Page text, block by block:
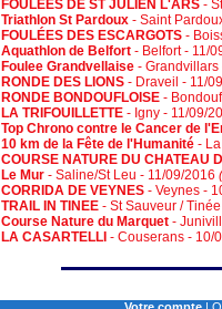
FOULÉES DE ST JULIEN L'ARS -
Triathlon St Pardoux - Saint
FOULÉES DES ESCARGOTS -
Aquathlon de Belfort - Belfort - 11/
Foulee Grandvellaise - Grandvillars
RONDE DES LIONS - Draveil - 11/
RONDE BONDOUFLOISE -
LA TRIFOUILLETTE - Igny - 11/09/
Top Chrono contre le Cancer de
10 km de la Fête de l'Humanité -
COURSE NATURE DU CHATEAU
Le Mur - Saline/St Leu - 11/09/2016
CORRIDA DE VEYNES - Veynes -
TRAIL IN TINEE - St Sauveur /
Course Nature du Marquet -
LA CASARTELLI - Couserans - 10/